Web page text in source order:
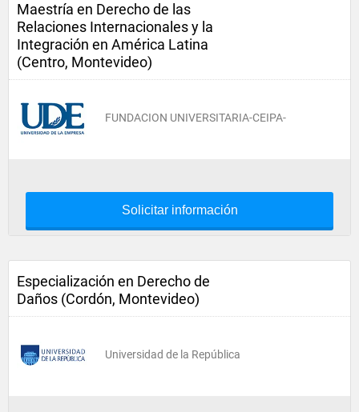
Maestría en Derecho de las
Relaciones Internacionales y la
Integración en América Latina
(Centro, Montevideo)
FUNDACION UNIVERSITARIA-CEIPA-
Solicitar información
Especialización en Derecho de
Daños (Cordón, Montevideo)
Universidad de la República